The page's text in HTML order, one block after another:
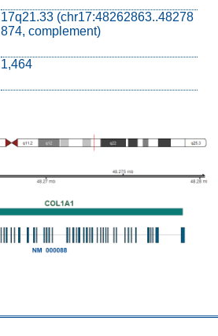
17q21.33 (chr17:48262863..48278
874, complement)
1,464